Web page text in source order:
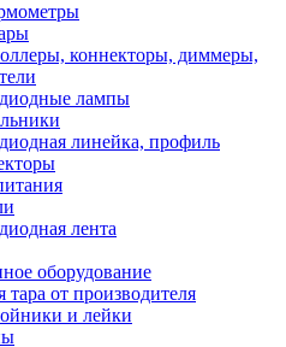
коннекторы, диммеры,
лампы
линейка, профиль
лента
оборудование
тара от производителя
и лейки